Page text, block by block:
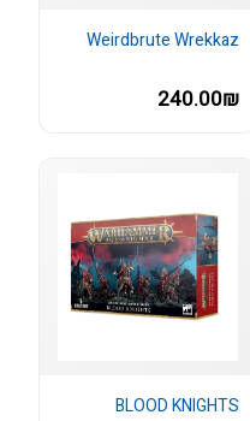
Weirdbrute Wrekkaz
240.00₪
BLOOD KNIGHTS